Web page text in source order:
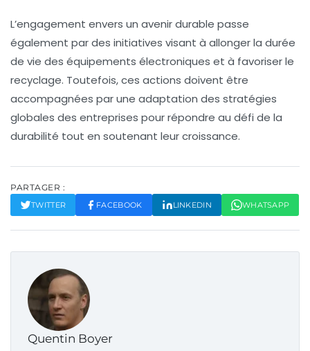
L’engagement envers un avenir durable passe
également par des initiatives visant à allonger la durée
de vie des équipements électroniques et à favoriser le
recyclage. Toutefois, ces actions doivent être
accompagnées par une adaptation des stratégies
globales des entreprises pour répondre au défi de la
durabilité tout en soutenant leur croissance.
PARTAGER :
TWITTER FACEBOOK LINKEDIN WHATSAPP
Quentin Boyer